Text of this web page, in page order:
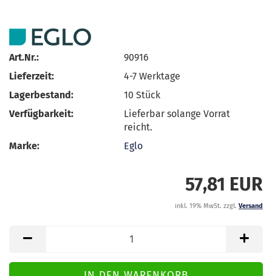
Art.Nr.:
90916
Lieferzeit:
4-7 Werktage
Lagerbestand:
10Stück
Verfügbarkeit:
Lieferbar solange Vorrat
reicht.
Marke:
Eglo
57,81 EUR
inkl. 19% MwSt. zzgl. Versand